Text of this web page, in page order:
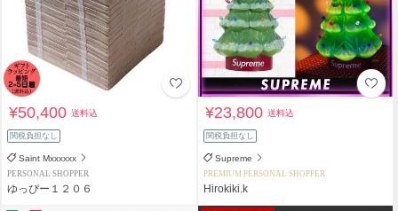
¥50,400送料込
関税負担なし
Saint Mxxxxxx
PERSONAL SHOPPER
ゆっぴー１２０６
¥23,800送料込
関税負担なし
Supreme
PREMIUM PERSONAL SHOPPER
Hirokiki.k